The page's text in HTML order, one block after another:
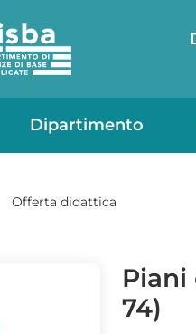
Dipartimento
Offerta didattica
Piani
74)